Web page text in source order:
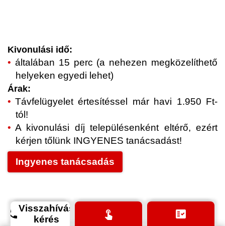
Kivonulási idő:
általában 15 perc (a nehezen megközelíthető
helyeken egyedi lehet)
Árak:
Távfelügyelet értesítéssel már havi 1.950 Ft-
tól!
A kivonulási díj településenként eltérő, ezért
kérjen tőlünk INGYENES tanácsadást!
Ingyenes tanácsadás
phoneVisszahívás
kérés
touch_app fact_check